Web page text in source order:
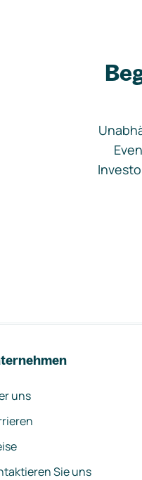
uns
Sie uns